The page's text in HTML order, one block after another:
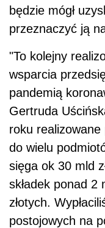
będzie mógł
przeznaczyć ją
"To kolejny
wsparcia
pandemią
Gertruda
roku
do wielu
sięga ok 30 mld
składek ponad 2
złotych.
postojowych na